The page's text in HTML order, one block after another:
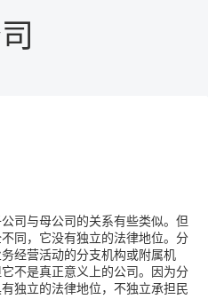
司与母公司的关系有些类似。但
同，它没有独立的法律地位。分
经营活动的分支机构或附属机
不是真正意义上的公司。因为分
独立的法律地位，不独立承担民